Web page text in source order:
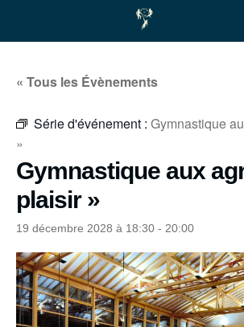
« Tous les Évènements
Série d'événement : Gymnastique
»
Gymnastique aux
plaisir »
19 décembre 2028 à 18:30 - 20:00